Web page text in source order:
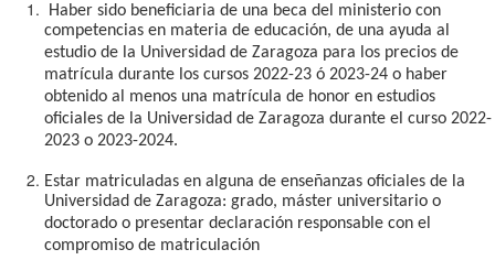
Haber sido beneficiaria de una beca del ministerio con
competencias en materia de educación, de una ayuda al
estudio de la Universidad de Zaragoza para los precios de
matrícula durante los cursos 2022-23 ó 2023-24 o haber
obtenido al menos una matrícula de honor en estudios
oficiales de la Universidad de Zaragoza durante el curso 2022-
2023 o 2023-2024.
Estar matriculadas en alguna de enseñanzas oficiales de la
Universidad de Zaragoza: grado, máster universitario o
doctorado o presentar declaración responsable con el
compromiso de matriculación